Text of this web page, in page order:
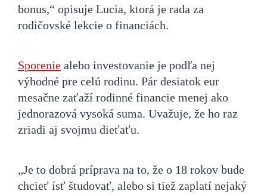
bonus,“ opisuje Lucia, ktorá je rada za
rodičovské lekcie o financiách.
Sporenie alebo investovanie je podľa nej
výhodné pre celú rodinu. Pár desiatok eur
mesačne zaťaží rodinné financie menej ako
jednorazová vysoká suma. Uvažuje, že ho raz
zriadi aj svojmu dieťaťu.
„Je to dobrá príprava na to, že o 18 rokov bude
chcieť ísť študovať, alebo si tiež zaplatí nejaký